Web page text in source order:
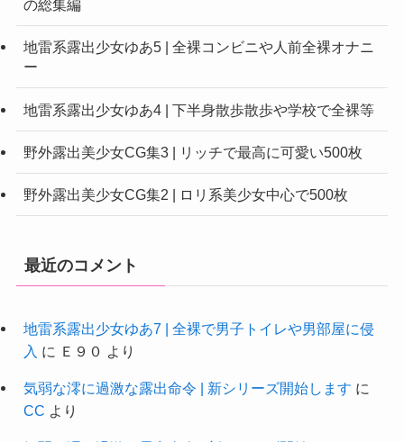
の総集編
地雷系露出少女ゆあ5 | 全裸コンビニや人前全裸オナニ
ー
地雷系露出少女ゆあ4 | 下半身散歩散歩や学校で全裸等
野外露出美少女CG集3 | リッチで最高に可愛い500枚
野外露出美少女CG集2 | ロリ系美少女中心で500枚
最近のコメント
地雷系露出少女ゆあ7 | 全裸で男子トイレや男部屋に侵
入 に Ｅ９０ より
気弱な澪に過激な露出命令 | 新シリーズ開始します に
CC より